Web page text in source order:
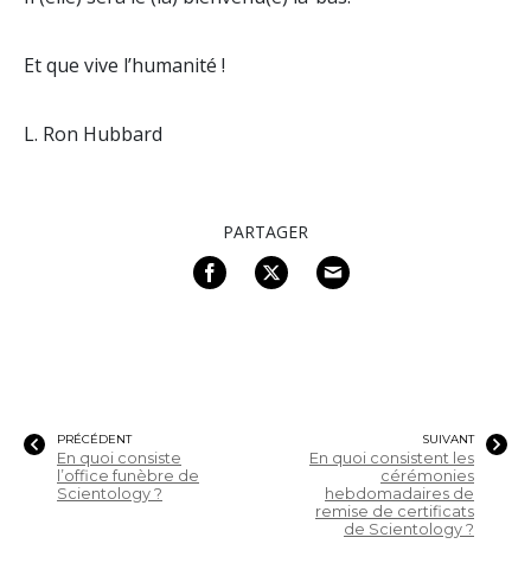
Et que vive l’humanité !
L. Ron Hubbard
PARTAGER
PRÉCÉDENT
En quoi consiste
l’office funèbre de
Scientology ?
SUIVANT
En quoi consistent les
cérémonies
hebdomadaires de
remise de certificats
de Scientology ?